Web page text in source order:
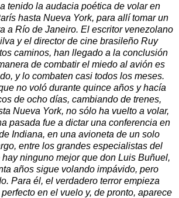
tenido la audacia poética de volar en
hasta Nueva York, para allí tomar un
a Río de Janeiro. El escritor venezolano
y el director de cine brasileño Ruy
caminos, han llegado a la conclusión
de combatir el miedo al avión es
y lo combaten casi todos los meses.
no voló durante quince años y hacía
de ocho días, cambiando de trenes,
Nueva York, no sólo ha vuelto a volar,
pasada fue a dictar una conferencia en
Indiana, en una avioneta de un solo
entre los grandes especialistas del
ninguno mejor que don Luis Buñuel,
años sigue volando impávido, pero
Para él, el verdadero terror empieza
en el vuelo y, de pronto, aparece